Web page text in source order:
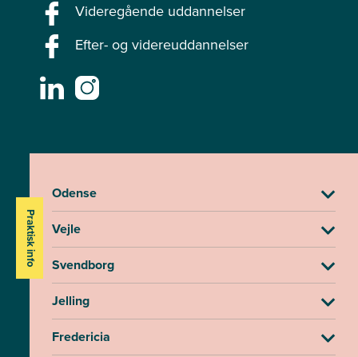
Videregående uddannelser
Efter- og videreuddannelser
Praktisk info
Odense
Vejle
Svendborg
Jelling
Fredericia